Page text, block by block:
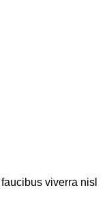
viverra nisl